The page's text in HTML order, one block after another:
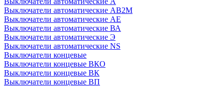
Выключатели автоматические АВ2М
Выключатели автоматические АЕ
Выключатели автоматические ВА
Выключатели автоматические Э
Выключатели автоматические NS
Выключатели концевые
Выключатели концевые ВКО
Выключатели концевые ВК
Выключатели концевые ВП